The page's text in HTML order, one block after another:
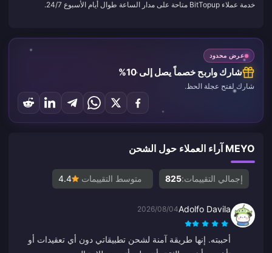
خدمة عملاء BitTopup متاحة على مدار الساعة طوال أيام الأسبوع 24/7.
عرض محدود
شارك واربح خصماً يصل إلى 10%
شارك لفتح عجلة الحظ.
MEYO آراء العملاء حول الشحن
إجمالي التقييمات:825 متوسط التقييمات 4.4
Adolfo Davila
2026/08/04
أحببته. إنها طريقة آمنة لشحن تطبيقاتي دون أي تعقيدات أو